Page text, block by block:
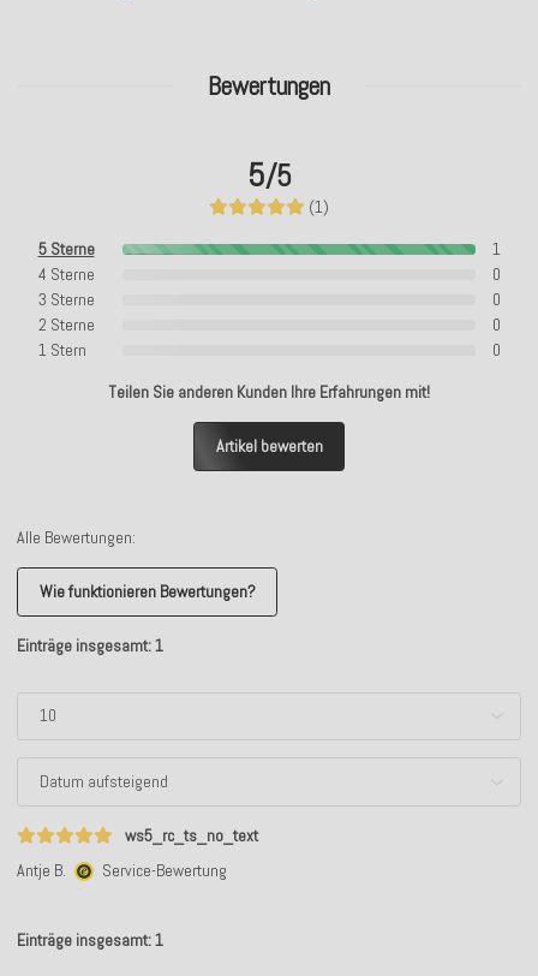
Bewertungen
5/5
(1)
5 Sterne
1
4 Sterne
0
3 Sterne
0
2 Sterne
0
1 Stern
0
Teilen Sie anderen Kunden Ihre Erfahrungen mit!
Artikel bewerten
Alle Bewertungen:
Wie funktionieren Bewertungen?
Einträge insgesamt: 1
ws5_rc_ts_no_text
Antje B.
Service-Bewertung
Einträge insgesamt: 1